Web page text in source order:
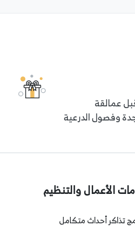
عمالقة
وفصول الدرعية
الأعمال والتنظيم
تذاكر أحداث متكامل